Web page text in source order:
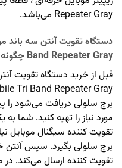
Repeater Gray می‌باشد.
Band Repeater Gray چگونه کار می کند؟
قبل از خرید دستگاه تقویت
برج سلولی دریافت می‌شود را
مورد نیاز را تهیه کنید. شما
تقویت کننده سیگنال موبایل
برج سلولی بگیرد. سپس آنتن
تقویت کننده ارسال می‌کند.